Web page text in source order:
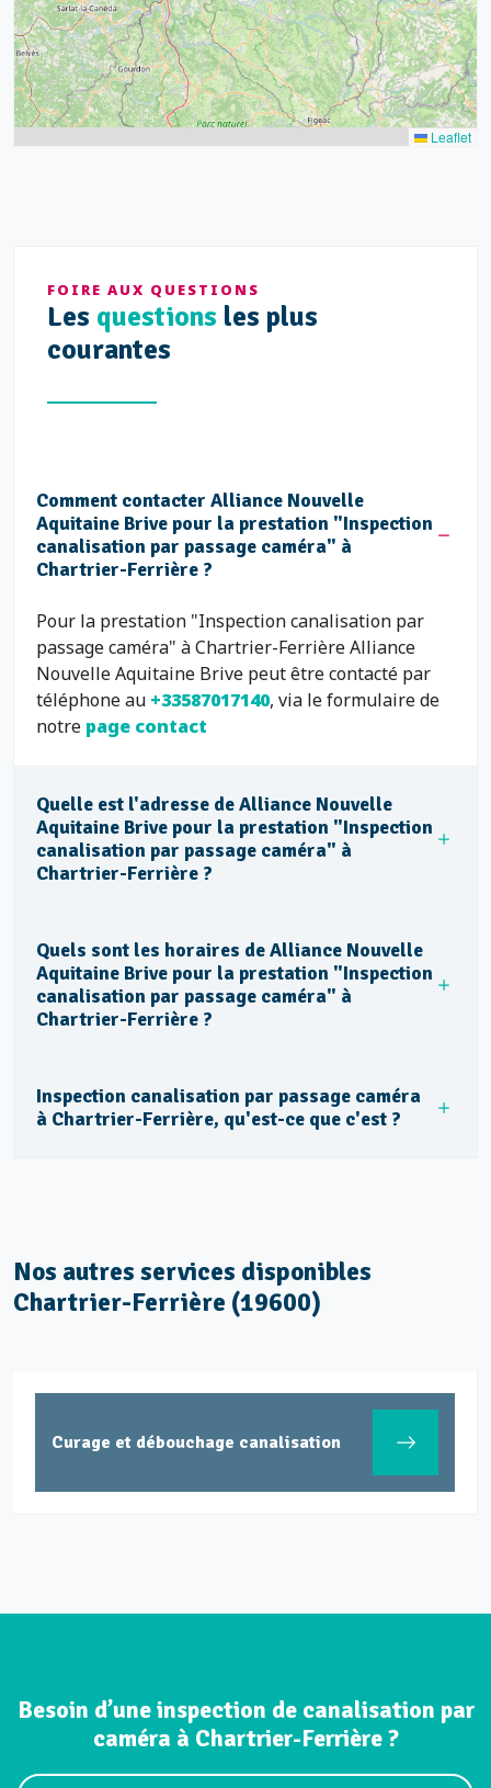
Leaflet
FOIRE AUX QUESTIONS
Les questions les plus
courantes
Comment contacter Alliance Nouvelle
Aquitaine Brive pour la prestation "Inspection
canalisation par passage caméra" à
Chartrier-Ferrière ?
Pour la prestation "Inspection canalisation par
passage caméra" à Chartrier-Ferrière Alliance
Nouvelle Aquitaine Brive peut être contacté par
téléphone au +33587017140, via le formulaire de
notre page contact
Quelle est l'adresse de Alliance Nouvelle
Aquitaine Brive pour la prestation "Inspection
canalisation par passage caméra" à
Chartrier-Ferrière ?
Quels sont les horaires de Alliance Nouvelle
Aquitaine Brive pour la prestation "Inspection
canalisation par passage caméra" à
Chartrier-Ferrière ?
Inspection canalisation par passage caméra
à Chartrier-Ferrière, qu'est-ce que c'est ?
Nos autres services disponibles
Chartrier-Ferrière (19600)
Curage et débouchage canalisation
Besoin d’une inspection de canalisation par
caméra à Chartrier-Ferrière ?